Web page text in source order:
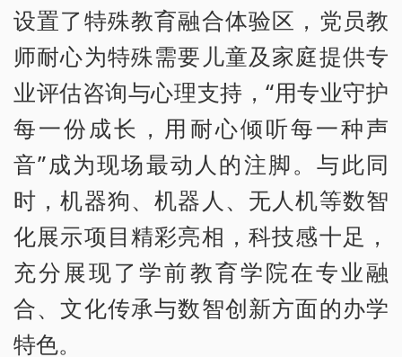
设置了特殊教育融合体验区，党员教
师耐心为特殊需要儿童及家庭提供专
业评估咨询与心理支持，“用专业守护
每一份成长，用耐心倾听每一种声
音”成为现场最动人的注脚。与此同
时，机器狗、机器人、无人机等数智
化展示项目精彩亮相，科技感十足，
充分展现了学前教育学院在专业融
合、文化传承与数智创新方面的办学
特色。